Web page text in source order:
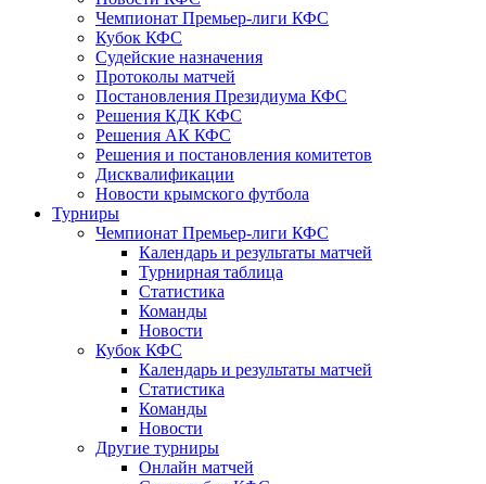
Чемпионат Премьер-лиги КФС
Кубок КФС
Судейские назначения
Протоколы матчей
Постановления Президиума КФС
Решения КДК КФС
Решения АК КФС
Решения и постановления комитетов
Дисквалификации
Новости крымского футбола
Турниры
Чемпионат Премьер-лиги КФС
Календарь и результаты матчей
Турнирная таблица
Статистика
Команды
Новости
Кубок КФС
Календарь и результаты матчей
Статистика
Команды
Новости
Другие турниры
Онлайн матчей